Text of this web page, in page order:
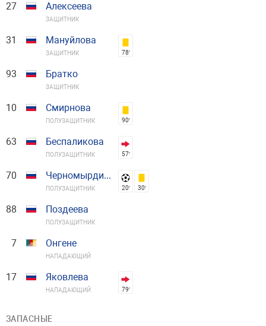
27 Алексеева
ЗАЩИТНИК
31 Мануйлова
ЗАЩИТНИК 78′
93 Братко
ЗАЩИТНИК
10 Смирнова
ПОЛУЗАЩИТНИК 90′
63 Беспаликова
ПОЛУЗАЩИТНИК 57′
70 Черномырдина
ПОЛУЗАЩИТНИК 20′ 30′
88 Поздеева
ПОЛУЗАЩИТНИК
7 Онгене
НАПАДАЮЩИЙ
17 Яковлева
НАПАДАЮЩИЙ 79′
ЗАПАСНЫЕ